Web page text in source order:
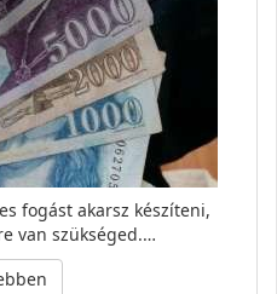
fogást akarsz készíteni,
van szükséged.…